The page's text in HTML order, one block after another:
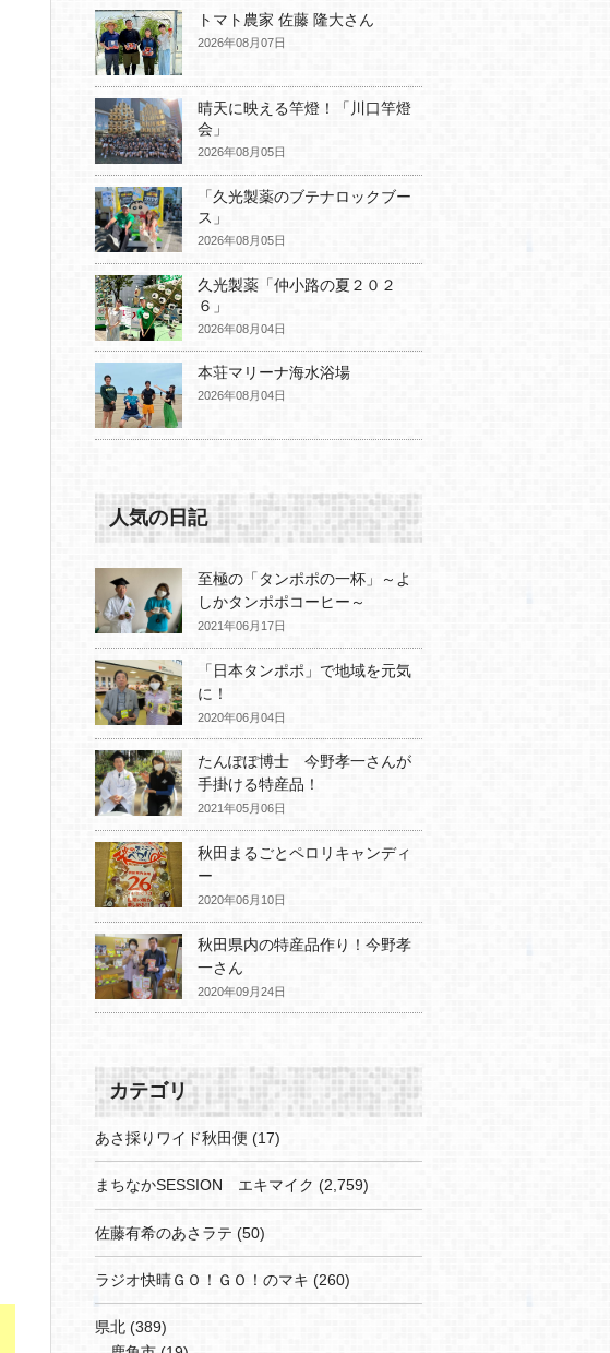
トマト農家 佐藤 隆大さん
2026年08月07日
晴天に映える竿燈！「川口竿燈
会」
2026年08月05日
「久光製薬のブテナロックブー
ス」
2026年08月05日
久光製薬「仲小路の夏２０２
６」
2026年08月04日
本荘マリーナ海水浴場
2026年08月04日
人気の日記
至極の「タンポポの一杯」～よ
しかタンポポコーヒー～
2021年06月17日
「日本タンポポ」で地域を元気
に！
2020年06月04日
たんぽぽ博士 今野孝一さんが
手掛ける特産品！
2021年05月06日
秋田まるごとペロリキャンディ
ー
2020年06月10日
秋田県内の特産品作り！今野孝
一さん
2020年09月24日
カテゴリ
あさ採りワイド秋田便 (17)
まちなかSESSION エキマイク (2,759)
佐藤有希のあさラテ (50)
ラジオ快晴ＧＯ！ＧＯ！のマキ (260)
県北 (389)